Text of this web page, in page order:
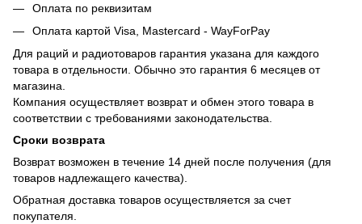
Оплата по реквизитам
Оплата картой Visa, Mastercard - WayForPay
Для раций и радиотоваров гарантия указана для каждого
товара в отдельности. Обычно это гарантия 6 месяцев от
магазина.
Компания осуществляет возврат и обмен этого товара в
соответствии с требованиями законодательства.
Сроки возврата
Возврат возможен в течение 14 дней после получения (для
товаров надлежащего качества).
Обратная доставка товаров осуществляется за счет
покупателя.